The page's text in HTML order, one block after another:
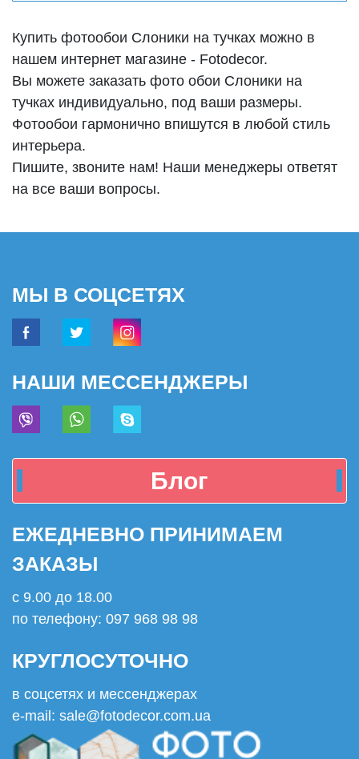
Купить фотообои Слоники на тучках можно в
нашем интернет магазине - Fotodecor.
Вы можете заказать фото обои Слоники на
тучках индивидуально, под ваши размеры.
Фотообои гармонично впишутся в любой стиль
интерьера.
Пишите, звоните нам! Наши менеджеры ответят
на все ваши вопросы.
МЫ В СОЦСЕТЯХ
НАШИ МЕССЕНДЖЕРЫ
Блог
ЕЖЕДНЕВНО ПРИНИМАЕМ
ЗАКАЗЫ
с 9.00 до 18.00
по телефону: 097 968 98 98
КРУГЛОСУТОЧНО
в соцсетях и мессенджерах
e-mail: sale@fotodecor.com.ua